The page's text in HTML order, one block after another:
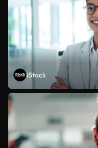
iStock